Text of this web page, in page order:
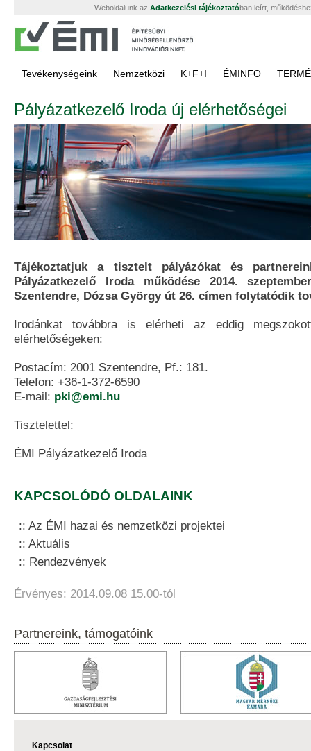
Weboldalunk az Adatkezelési tájékoztatóban leírt,
Tevékenységeink Nemzetközi K+F+I ÉMINFO
Pályázatkezelő Iroda új elérhetőségei
Tájékoztatjuk a tisztelt pályázókat és
Pályázatkezelő Iroda működése 2014.
Szentendre, Dózsa György út 26. címen folytatódik
Irodánkat továbbra is elérheti az eddig
elérhetőségeken:
Postacím: 2001 Szentendre, Pf.: 181.
Telefon: +36-1-372-6590
E-mail: pki@emi.hu
Tisztelettel:
ÉMI Pályázatkezelő Iroda
KAPCSOLÓDÓ OLDALAINK
Az ÉMI hazai és nemzetközi projektei
Aktuális
Rendezvények
Érvényes: 2014.09.08 15.00-tól
Partnereink, támogatóink
Kapcsolat